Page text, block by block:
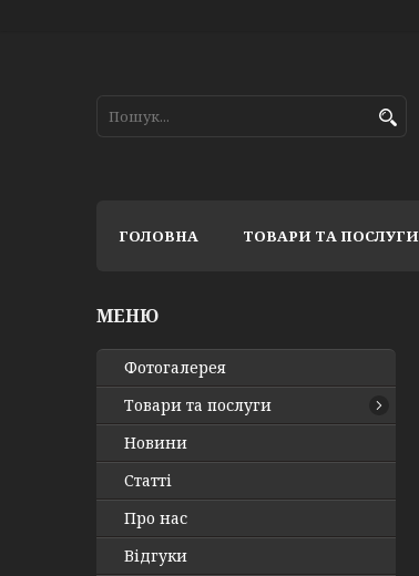
ГОЛОВНА ТОВАРИ ТА ПОСЛУГИ
Фотогалерея
Товари та послуги
Новини
Статті
Про нас
Відгуки